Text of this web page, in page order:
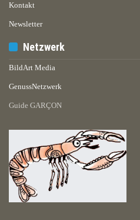
Kontakt
Newsletter
Netzwerk
BildArt Media
GenussNetzwerk
Guide GARÇON